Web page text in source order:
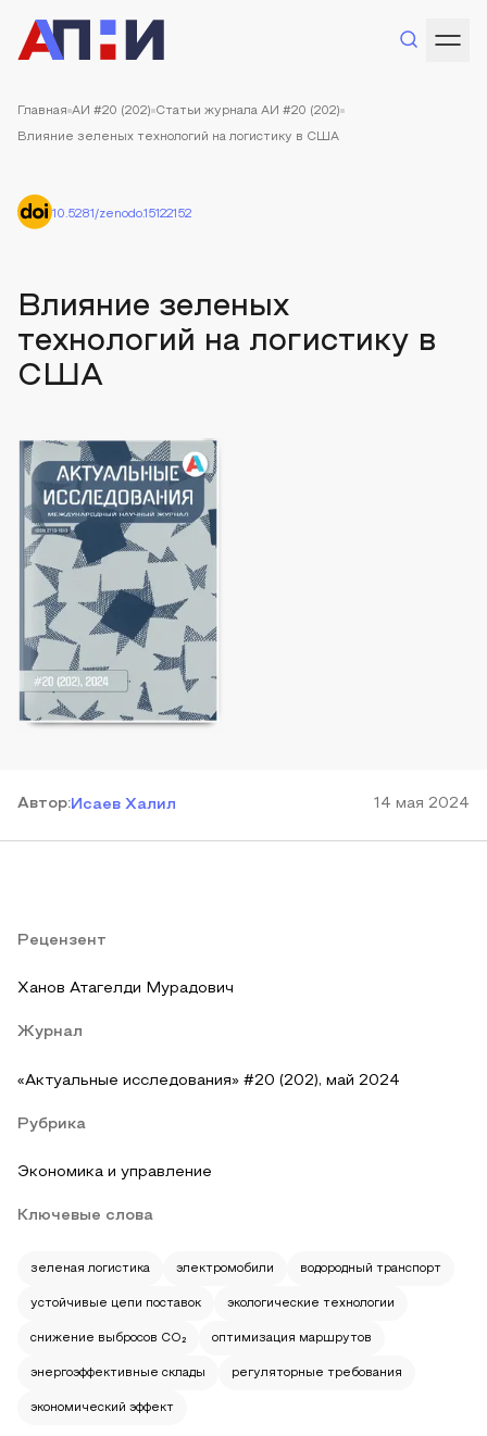
Главная АИ #20 (202) Статьи журнала АИ #20 (202)
Влияние зеленых технологий на логистику в США
10.5281/zenodo.15122152
Влияние зеленых
технологий на логистику в
США
Автор:Исаев Халил 14 мая 2024
Рецензент
Ханов Атагелди Мурадович
Журнал
«Актуальные исследования» #20 (202), май 2024
Рубрика
Экономика и управление
Ключевые слова
зеленая логистика электромобили водородный транспорт
устойчивые цепи поставок экологические технологии
снижение выбросов CO₂ оптимизация маршрутов
энергоэффективные склады регуляторные требования
экономический эффект